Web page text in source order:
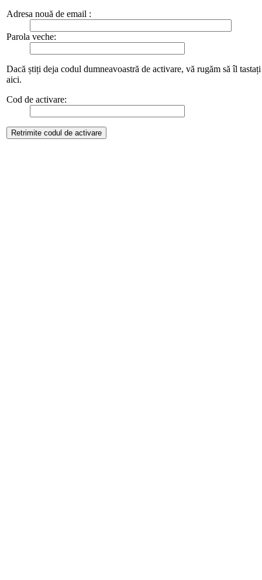
Adresa nouă de email :
Parola veche:
Dacă știți deja codul dumneavoastră de activare, vă rugăm să îl tastați
aici.
Cod de activare: